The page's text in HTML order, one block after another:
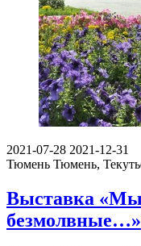
2021-07-28 2021-12-31
Тюмень Тюмень,
Выставка «Мы
безмолвные…»